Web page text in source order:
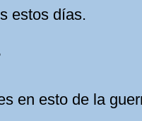
estos días.
en esto de la